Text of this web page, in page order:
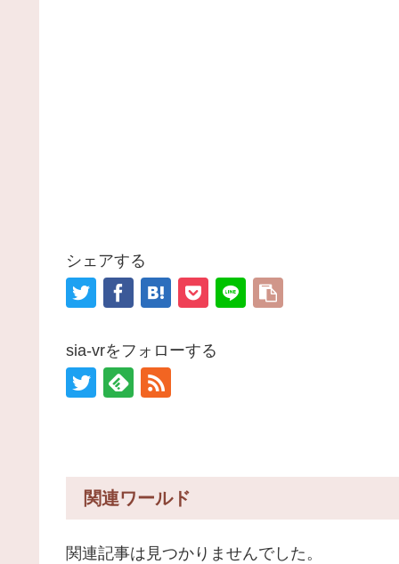
シェアする
sia-vrをフォローする
関連ワールド
関連記事は見つかりませんでした。